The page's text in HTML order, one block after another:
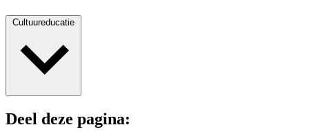
Cultuureducatie
Deel deze pagina: